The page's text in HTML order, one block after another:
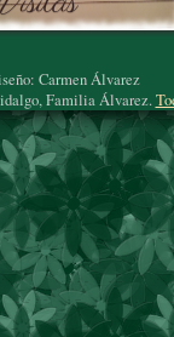
Carmen Álvarez
Familia Álvarez.